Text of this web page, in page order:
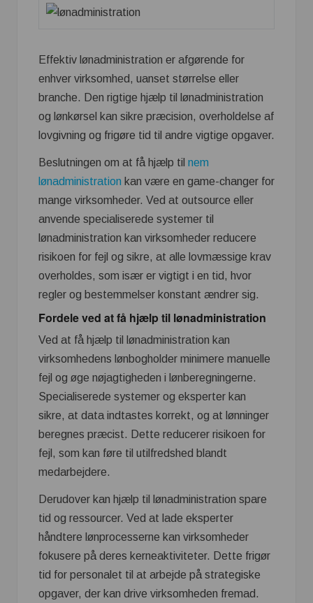
Effektiv lønadministration er afgørende for
enhver virksomhed, uanset størrelse eller
branche. Den rigtige hjælp til lønadministration
og lønkørsel kan sikre præcision, overholdelse af
lovgivning og frigøre tid til andre vigtige opgaver.
Beslutningen om at få hjælp til nem
lønadministration kan være en game-changer for
mange virksomheder. Ved at outsource eller
anvende specialiserede systemer til
lønadministration kan virksomheder reducere
risikoen for fejl og sikre, at alle lovmæssige krav
overholdes, som især er vigtigt i en tid, hvor
regler og bestemmelser konstant ændrer sig.
Fordele ved at få hjælp til lønadministration
Ved at få hjælp til lønadministration kan
virksomhedens lønbogholder minimere manuelle
fejl og øge nøjagtigheden i lønberegningerne.
Specialiserede systemer og eksperter kan
sikre, at data indtastes korrekt, og at lønninger
beregnes præcist. Dette reducerer risikoen for
fejl, som kan føre til utilfredshed blandt
medarbejdere.
Derudover kan hjælp til lønadministration spare
tid og ressourcer. Ved at lade eksperter
håndtere lønprocesserne kan virksomheder
fokusere på deres kerneaktiviteter. Dette frigør
tid for personalet til at arbejde på strategiske
opgaver, der kan drive virksomheden fremad.